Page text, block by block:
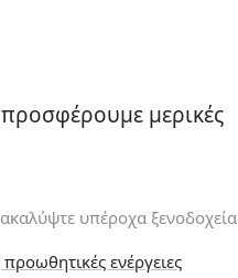
μερικές
υπέροχα ξενοδοχεία
προωθητικές ενέργειες